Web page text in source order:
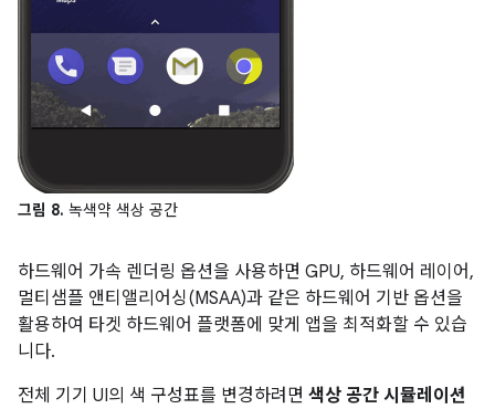
그림 8. 녹색약 색상 공간
하드웨어 가속 렌더링 옵션을 사용하면 GPU, 하드웨어 레이어,
멀티샘플 앤티앨리어싱(MSAA)과 같은 하드웨어 기반 옵션을
활용하여 타겟 하드웨어 플랫폼에 맞게 앱을 최적화할 수 있습
니다.
전체 기기 UI의 색 구성표를 변경하려면 색상 공간 시뮬레이션